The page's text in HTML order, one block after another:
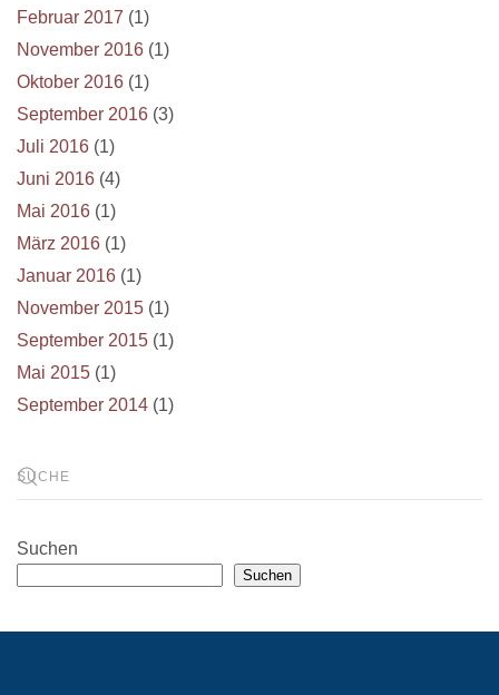
Februar 2017 (1)
November 2016 (1)
Oktober 2016 (1)
September 2016 (3)
Juli 2016 (1)
Juni 2016 (4)
Mai 2016 (1)
März 2016 (1)
Januar 2016 (1)
November 2015 (1)
September 2015 (1)
Mai 2015 (1)
September 2014 (1)
Suchen
Suchen